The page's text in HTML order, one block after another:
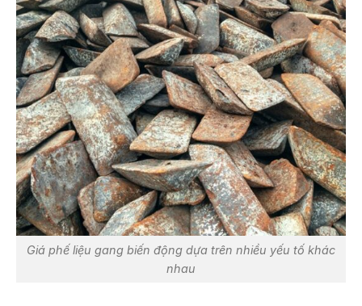
Giá phế liệu gang biến động dựa trên nhiều yếu tố khác
nhau